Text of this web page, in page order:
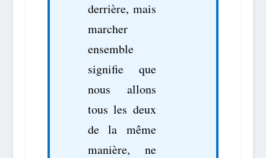
derrière, mais
marcher
ensemble
signifie que
nous allons
tous les deux
de la même
manière, ne